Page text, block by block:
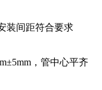
装间距符合要求
，管中心平齐